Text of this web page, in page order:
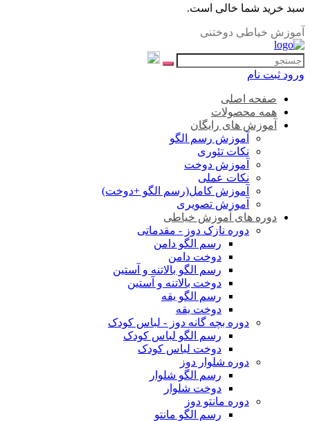
سبد خرید شما خالی است.
آموزش خیاطی دوختنی
ورود ثبت نام
صفحه اصلی
همه محصولات
آموزش های رایگان
آموزش رسم الگو
نکات تئوری
آموزش دوخت
نکات عملی
آموزش کامل(رسم الگو +دوخت)
آموزش تصویری
دوره های آموزش خیاطی
دوره نازک دوز - مقدماتی
رسم الگو دامن
دوخت دامن
رسم الگو بالاتنه و آستین
دوخت بالاتنه و آستین
رسم الگو یقه
دوخت یقه
دوره بچه گانه دوز - لباس کودک
رسم الگو لباس کودک
دوخت لباس کودک
دوره شلوار دوز
رسم الگو شلوار
دوخت شلوار
دوره مانتو دوز
رسم الگو مانتو